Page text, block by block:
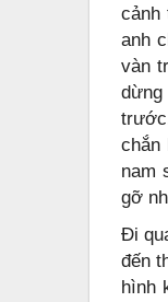
cảnh
anh
vàn
dừng
chắn
nam
gỡ
Đi
đến
hình